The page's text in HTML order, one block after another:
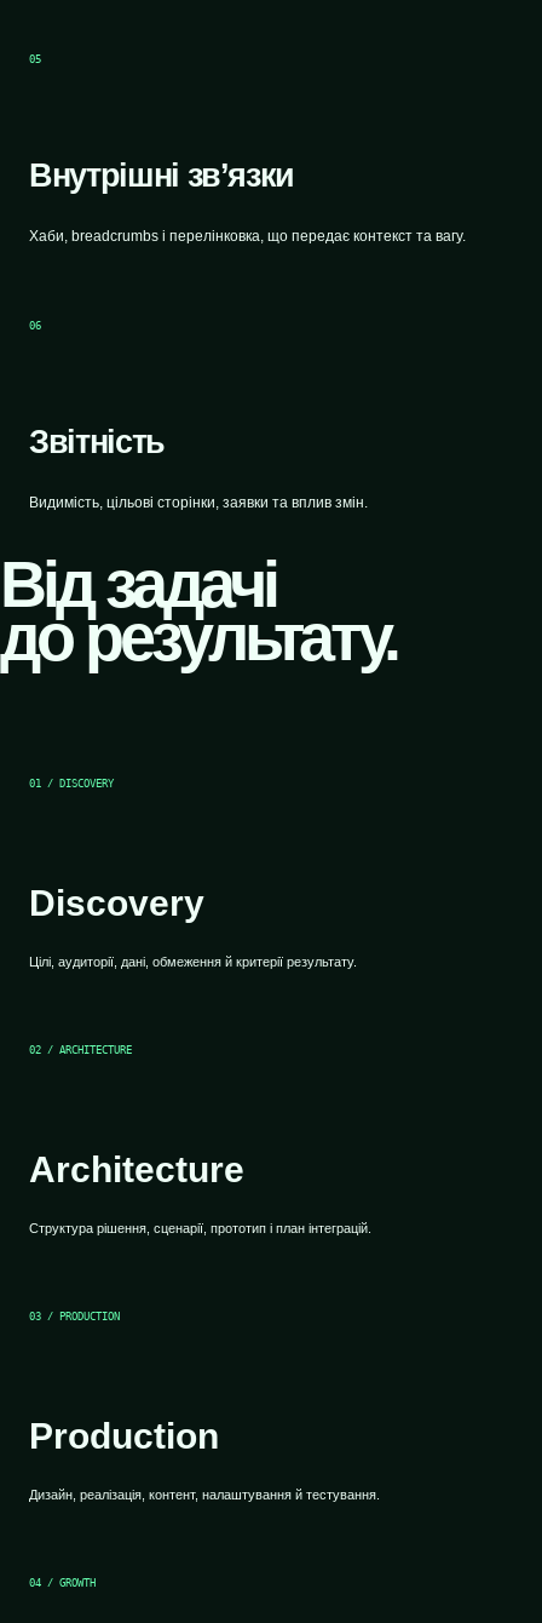
05
Внутрішні зв’язки
Хаби, breadcrumbs і перелінковка, що передає контекст та вагу.
06
Звітність
Видимість, цільові сторінки, заявки та вплив змін.
Від задачі
до результату.
01 / DISCOVERY
Discovery
Цілі, аудиторії, дані, обмеження й критерії результату.
02 / ARCHITECTURE
Architecture
Структура рішення, сценарії, прототип і план інтеграцій.
03 / PRODUCTION
Production
Дизайн, реалізація, контент, налаштування й тестування.
04 / GROWTH